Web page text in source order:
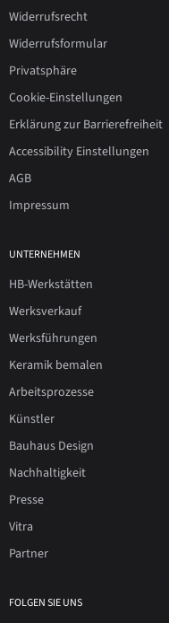
Widerrufsrecht
Widerrufsformular
Privatsphäre
Cookie-Einstellungen
Erklärung zur Barrierefreiheit
Accessibility Einstellungen
AGB
Impressum
UNTERNEHMEN
HB-Werkstätten
Werksverkauf
Werksführungen
Keramik bemalen
Arbeitsprozesse
Künstler
Bauhaus Design
Nachhaltigkeit
Presse
Vitra
Partner
FOLGEN SIE UNS